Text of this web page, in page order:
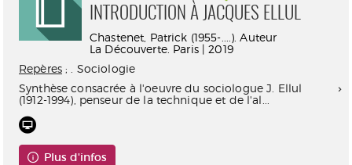
INTRODUCTION À JACQUES ELLUL
Chastenet, Patrick (1955-....). Auteur
La Découverte. Paris | 2019
Repères; . Sociologie
Synthèse consacrée à l'oeuvre du sociologue J. Ellul
(1912-1994), penseur de la technique et de l'al...
Plus d'infos